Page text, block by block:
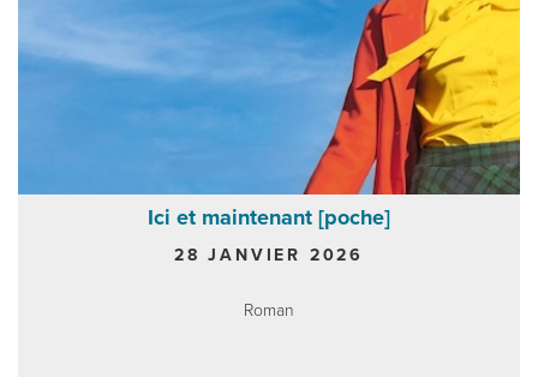
Ici et maintenant [poche]
28 JANVIER 2026
Roman